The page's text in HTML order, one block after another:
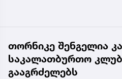
თორნიკე შენგელია
საკალათბურთო კლუბ
გააგრძელებს